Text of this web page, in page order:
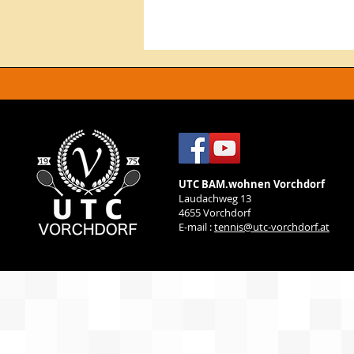
UTC BAM.wohnen Vorchdorf
Laudachweg 13
4655 Vorchdorf
E-mail :tennis@utc-vorchdorf.at